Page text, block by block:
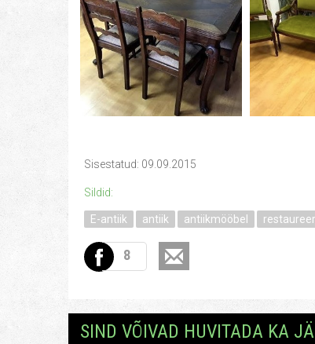
Sisestatud: 09.09.2015
Sildid:
E-antiik antiik antiikmööbel
8
SIND VÕIVAD HUVITADA KA